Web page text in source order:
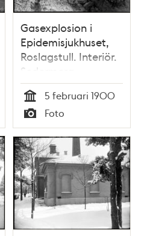
Gasexplosion i
Epidemisjukhuset,
Roslagstull. Interiör.
Sedermera
Roslagstulls sjukhus
Tid
5 februari 1900
Typ
Foto